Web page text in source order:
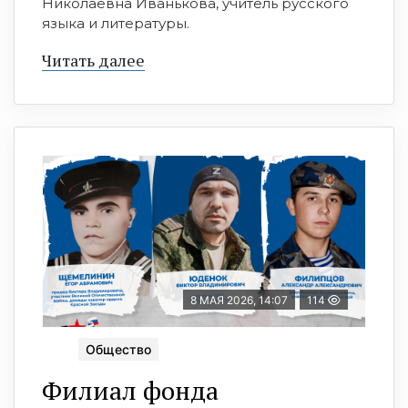
языка и литературы.
Читать далее
8 МАЯ 2026, 14:07 114
Общество
Филиал фонда